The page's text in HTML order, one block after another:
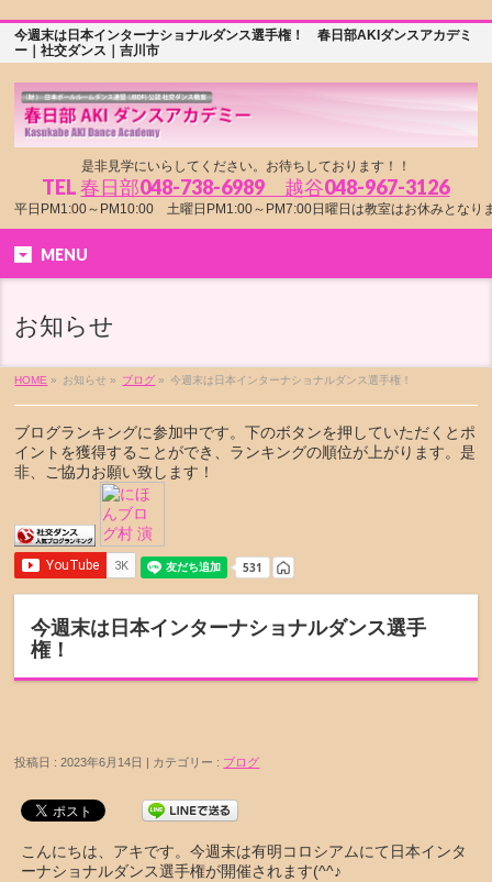
今週末は日本インターナショナルダンス選手権！ 春日部AKIダンスアカデミ
ー｜社交ダンス｜吉川市
是非見学にいらしてください。お待ちしております！！
TEL春日部048-738-6989 越谷048-967-3126
平日PM1:00～PM10:00 土曜日PM1:00～PM7:00日曜日は教室はお休みとなり
MENU
お知らせ
HOME » お知らせ » ブログ » 今週末は日本インターナショナルダンス選手権！
ブログランキングに参加中です。下のボタンを押していただくとポ
イントを獲得することができ、ランキングの順位が上がります。是
非、ご協力お願い致します！
今週末は日本インターナショナルダンス選手
権！
投稿日 : 2023年6月14日 | カテゴリー : ブログ
こんにちは、アキです。今週末は有明コロシアムにて日本インタ
ーナショナルダンス選手権が開催されます(^^♪